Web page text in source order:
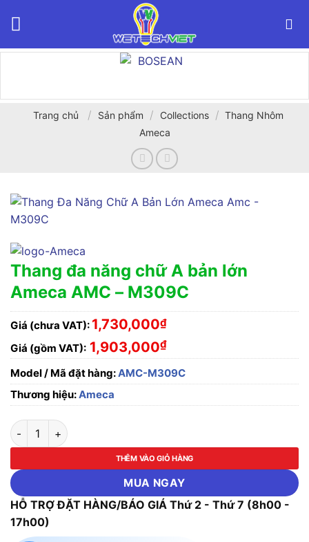
Trang chủ / Sản phẩm / Collections / Thang Nhôm
Ameca
Thang đa năng chữ A bản lớn
Ameca AMC – M309C
Giá (chưa VAT): 1,730,000₫
Giá (gồm VAT): 1,903,000₫
Model / Mã đặt hàng:AMC-M309C
Thương hiệu:Ameca
Thang đa năng chữ A bản lớn Ameca AMC - M309C số lượng
THÊM VÀO GIỎ HÀNG
MUA NGAY
HỖ TRỢ ĐẶT HÀNG/BÁO GIÁ Thứ 2 - Thứ 7 (8h00 -
17h00)